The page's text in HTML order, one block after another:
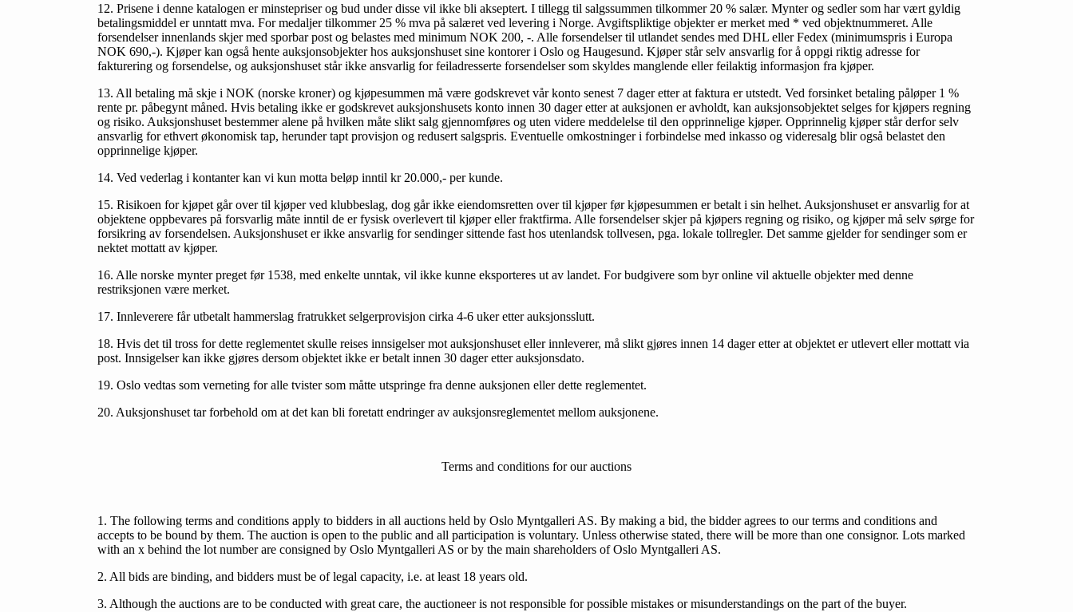
12. Prisene i denne katalogen er minstepriser og bud under disse vil ikke bli akseptert. I tillegg til salgssummen tilkommer 20 % salær. Mynter og sedler som har vært gyldig
betalingsmiddel er unntatt mva. For medaljer tilkommer 25 % mva på salæret ved levering i Norge. Avgiftspliktige objekter er merket med * ved objektnummeret. Alle
forsendelser innenlands skjer med sporbar post og belastes med minimum NOK 200, -. Alle forsendelser til utlandet sendes med DHL eller Fedex (minimumspris i Europa
NOK 690,-). Kjøper kan også hente auksjonsobjekter hos auksjonshuset sine kontorer i Oslo og Haugesund. Kjøper står selv ansvarlig for å oppgi riktig adresse for
fakturering og forsendelse, og auksjonshuset står ikke ansvarlig for feiladresserte forsendelser som skyldes manglende eller feilaktig informasjon fra kjøper.
13. All betaling må skje i NOK (norske kroner) og kjøpesummen må være godskrevet vår konto senest 7 dager etter at faktura er utstedt. Ved forsinket betaling påløper 1 %
rente pr. påbegynt måned. Hvis betaling ikke er godskrevet auksjonshusets konto innen 30 dager etter at auksjonen er avholdt, kan auksjonsobjektet selges for kjøpers regning
og risiko. Auksjonshuset bestemmer alene på hvilken måte slikt salg gjennomføres og uten videre meddelelse til den opprinnelige kjøper. Opprinnelig kjøper står derfor selv
ansvarlig for ethvert økonomisk tap, herunder tapt provisjon og redusert salgspris. Eventuelle omkostninger i forbindelse med inkasso og videresalg blir også belastet den
opprinnelige kjøper.
14. Ved vederlag i kontanter kan vi kun motta beløp inntil kr 20.000,- per kunde.
15. Risikoen for kjøpet går over til kjøper ved klubbeslag, dog går ikke eiendomsretten over til kjøper før kjøpesummen er betalt i sin helhet. Auksjonshuset er ansvarlig for at
objektene oppbevares på forsvarlig måte inntil de er fysisk overlevert til kjøper eller fraktfirma. Alle forsendelser skjer på kjøpers regning og risiko, og kjøper må selv sørge for
forsikring av forsendelsen. Auksjonshuset er ikke ansvarlig for sendinger sittende fast hos utenlandsk tollvesen, pga. lokale tollregler. Det samme gjelder for sendinger som er
nektet mottatt av kjøper.
16. Alle norske mynter preget før 1538, med enkelte unntak, vil ikke kunne eksporteres ut av landet. For budgivere som byr online vil aktuelle objekter med denne
restriksjonen være merket.
17. Innleverere får utbetalt hammerslag fratrukket selgerprovisjon cirka 4-6 uker etter auksjonsslutt.
18. Hvis det til tross for dette reglementet skulle reises inn­sigelser mot auksjonshuset eller innleverer, må slikt gjøres innen 14 dager etter at objektet er utlevert eller mottatt via
post. Innsigelser kan ikke gjøres dersom objektet ikke er betalt innen 30 dager etter auksjonsdato.
19. Oslo vedtas som verneting for alle tvister som måtte utspringe fra denne auksjonen eller dette reglementet.
20. Auksjonshuset tar forbehold om at det kan bli foretatt endringer av auksjonsreglementet mellom auksjonene.
Terms and conditions for our auctions
1. The following terms and conditions apply to bidders in all auctions held by Oslo Myntgalleri AS. By making a bid, the bidder agrees to our terms and conditions and
accepts to be bound by them. The auction is open to the public and all participation is voluntary. Unless otherwise stated, there will be more than one consignor. Lots marked
with an x behind the lot number are consigned by Oslo Myntgalleri AS or by the main shareholders of Oslo Myntgalleri AS.
2. All bids are binding, and bidders must be of legal capacity, i.e. at least 18 years old.
3. Although the auctions are to be conducted with great care, the auctioneer is not responsible for possible mistakes or misunderstandings on the part of the buyer.